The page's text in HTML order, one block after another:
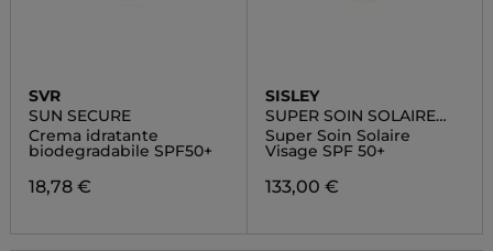
SVR
SUN SECURE
Crema idratante
biodegradabile SPF50+
18,78 €
SISLEY
SUPER SOIN SOLAIRE
VISAGE SPF50+
Super Soin Solaire
Visage SPF 50+
133,00 €